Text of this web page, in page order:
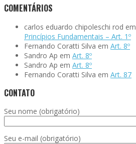
COMENTÁRIOS
carlos eduardo chipoleschi rod em
Princípios Fundamentais – Art. 1º
Fernando Coratti Silva em Art. 8º
Sandro Ap em Art. 8º
Sandro Ap em Art. 8º
Fernando Coratti Silva em Art. 87
CONTATO
Seu nome (obrigatório)
Seu e-mail (obrigatório)